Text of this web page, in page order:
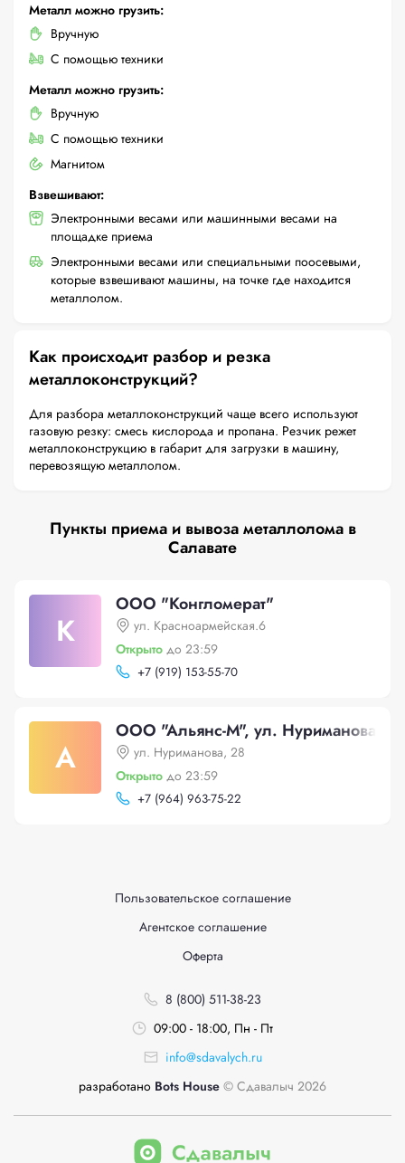
Металл можно грузить:
Вручную
С помощью техники
Металл можно грузить:
Вручную
С помощью техники
Магнитом
Взвешивают:
Электронными весами или машинными весами на
площадке приема
Электронными весами или специальными поосевыми,
которые взвешивают машины, на точке где находится
металлолом.
Как происходит разбор и резка
металлоконструкций?
Для разбора металлоконструкций чаще всего используют
газовую резку: смесь кислорода и пропана. Резчик режет
металлоконструкцию в габарит для загрузки в машину,
перевозящую металлолом.
Пункты приема и вывоза металлолома в
Салавате
К
ООО "Конгломерат"
ул. Красноармейская.6
Открыто до 23:59
+7 (919) 153-55-70
А
ООО "Альянс-М", ул. Нуриманова, 28
ул. Нуриманова, 28
Открыто до 23:59
+7 (964) 963-75-22
Пользовательское соглашение
Агентское соглашение
Оферта
8 (800) 511-38-23
09:00 - 18:00, Пн - Пт
info@sdavalych.ru
разработано Bots House © Сдавалыч 2026